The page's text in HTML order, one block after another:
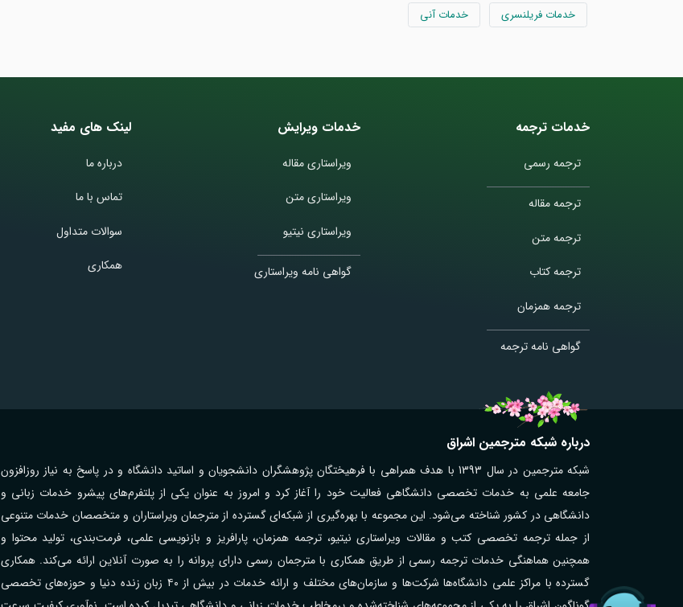
خدمات فریلنسری
خدمات آنی
خدمات ترجمه
ترجمه رسمی
ترجمه مقاله
ترجمه متن
ترجمه کتاب
ترجمه همزمان
گواهی نامه ترجمه
خدمات ویرایش
ویراستاری مقاله
ویراستاری متن
ویراستاری نیتیو
گواهی نامه ویراستاری
لینک های مفید
درباره ما
تماس با ما
سوالات متداول
همکاری
درباره شبکه مترجمین اشراق
شبکه مترجمین در سال 1393 با هدف همراهی با فرهیختگان پژوهشگران دانشجویان و اساتید دانشگاه و در پاسخ به نیاز روزافزون
جامعه علمی به خدمات تخصصی دانشگاهی فعالیت خود را آغاز کرد و امروز به عنوان یکی از پلتفرم‌های پیشرو خدمات زبانی و
دانشگاهی در کشور شناخته می‌شود. این مجموعه با بهره‌گیری از شبکه‌ای گسترده از مترجمان ویراستاران و متخصصان خدمات متنوعی
از جمله ترجمه تخصصی کتب و مقالات ویراستاری نیتیو، ترجمه همزمان، پارافریز و بازنویسی علمی، فرمت‌بندی، تولید محتوا و
همچنین هماهنگی خدمات ترجمه رسمی از طریق همکاری با مترجمان رسمی دارای پروانه را به صورت آنلاین ارائه می‌کند. همکاری
گسترده با مراکز علمی دانشگاه‌ها شرکت‌ها و سازمان‌های مختلف و ارائه خدمات در بیش از ۴۰ زبان زنده دنیا و حوزه‌های تخصصی